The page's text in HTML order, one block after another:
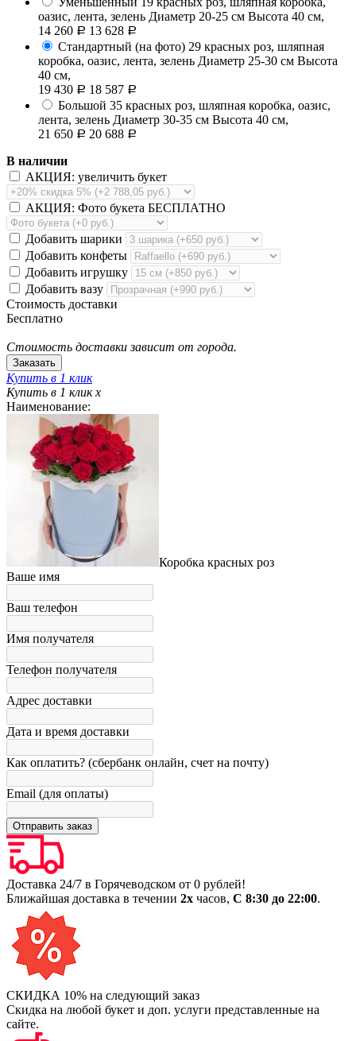
оазис, лента, зелень Диаметр 20-25 см Высота 40 см,
14 260 Р 13 628 Р
Стандартный (на фото) 29 красных роз, шляпная
коробка, оазис, лента, зелень Диаметр 25-30 см Высота
40 см,
19 430 Р 18 587 Р
Большой 35 красных роз, шляпная коробка, оазис,
лента, зелень Диаметр 30-35 см Высота 40 см,
21 650 Р 20 688 Р
В наличии
АКЦИЯ: увеличить букет
АКЦИЯ: Фото букета БЕСПЛАТНО
Добавить шарики
Добавить конфеты
Добавить игрушку
Добавить вазу
Стоимость доставки
Бесплатно
Стоимость доставки зависит от города.
Купить в 1 клик
Купить в 1 клик x
Наименование:
Коробка красных роз
Ваше имя
Ваш телефон
Имя получателя
Телефон получателя
Адрес доставки
Дата и время доставки
Как оплатить? (сбербанк онлайн, счет на почту)
Email (для оплаты)
Доставка 24/7 в Горячеводском от 0 рублей!
Ближайшая доставка в течении 2х часов, С 8:30 до 22:00.
СКИДКА 10% на следующий заказ
Скидка на любой букет и доп. услуги представленные на
сайте.